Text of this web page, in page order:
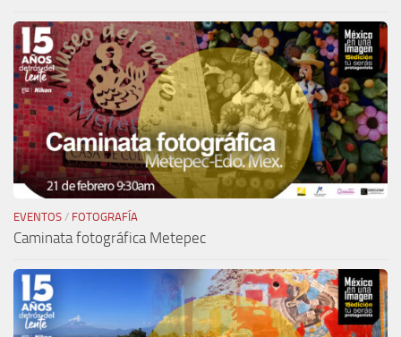
EVENTOS / FOTOGRAFÍA
Caminata fotográfica Metepec